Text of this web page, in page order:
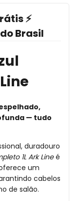
⚡
Brasil
— tudo
duradouro
1L Ark Lineé
um
cabelos
de salão.